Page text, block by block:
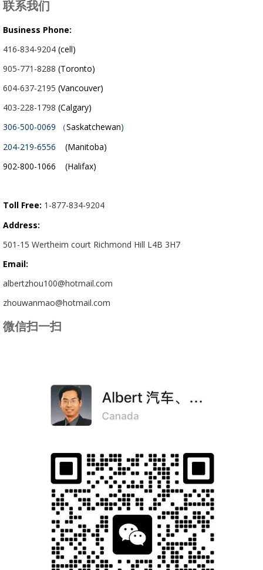
联系我们
Business Phone:
416-834-9204 (cell)
905-771-8288 (Toronto)
604-637-2195 (Vancouver)
403-228-1798 (Calgary)
306-500-0069 （Saskatchewan)
204-219-6556 (Manitoba)
902-800-1066 (Halifax)
Toll Free: 1-877-834-9204
Address:
501-15 Wertheim court Richmond Hill L4B 3H7
Email:
albertzhou100@hotmail.com
zhouwanmao@hotmail.com
微信扫一扫